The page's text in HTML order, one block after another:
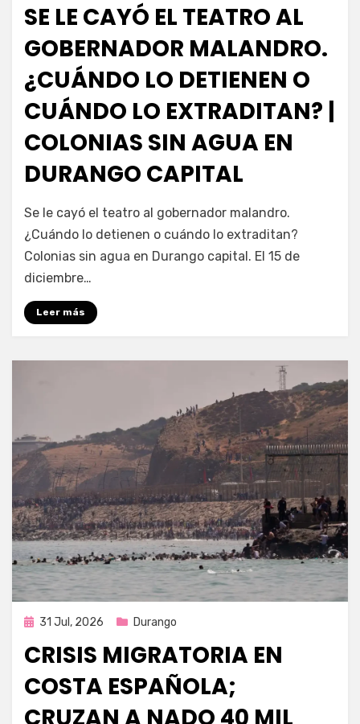
SE LE CAYÓ EL TEATRO AL
GOBERNADOR MALANDRO.
¿CUÁNDO LO DETIENEN O
CUÁNDO LO EXTRADITAN? |
COLONIAS SIN AGUA EN
DURANGO CAPITAL
por Fernando Miranda Servín
Se le cayó el teatro al gobernador malandro.
¿Cuándo lo detienen o cuándo lo extraditan?
Colonias sin agua en Durango capital. El 15 de
diciembre…
Leer más
Publicada
31 Jul, 2026 Durango
CRISIS MIGRATORIA EN
COSTA ESPAÑOLA;